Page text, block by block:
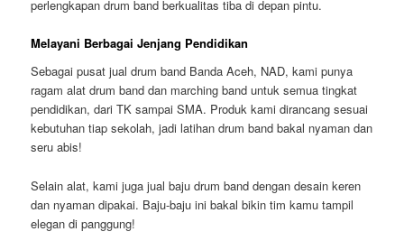
perlengkapan drum band berkualitas tiba di depan pintu.
Melayani Berbagai Jenjang Pendidikan
Sebagai pusatjual drum band Banda Aceh, NAD, kami punya
ragam alat drum band dan marching band untuk semua tingkat
pendidikan, dari TK sampai SMA. Produk kami dirancang sesuai
kebutuhan tiap sekolah, jadi latihan drum band bakal nyaman dan
seru abis!
Selain alat, kami juga jualbaju drum band dengan desain keren
dan nyaman dipakai. Baju-baju ini bakal bikin tim kamu tampil
elegan di panggung!